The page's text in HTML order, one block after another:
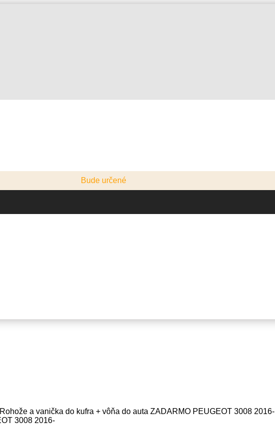
Bude určené
Rohože a vanička do kufra + vôňa do auta ZADARMO PEUGEOT 3008 2016-